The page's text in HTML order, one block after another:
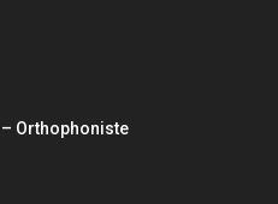
Orthophoniste